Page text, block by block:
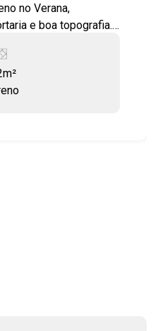
e boa topografia.
sistema de
câmeras, portaria 24
5minutos do centro